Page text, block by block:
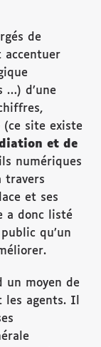
de
accentuer
…) d’une
(ce site existe
et de
numériques
travers
et ses
a donc listé
qu’un
un moyen de
agents. Il